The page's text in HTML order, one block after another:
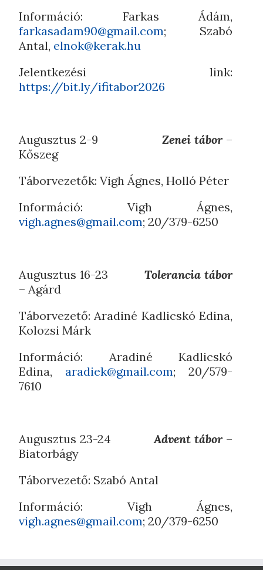
Információ: Farkas Ádám,
farkasadam90@gmail.com; Szabó
Antal, elnok@kerak.hu
Jelentkezési link:
https://bit.ly/ifitabor2026
Augusztus 2-9Zenei tábor–
Kőszeg
Táborvezetők: Vigh Ágnes, Holló Péter
Információ: Vigh Ágnes,
vigh.agnes@gmail.com; 20/379-6250
Augusztus 16-23Tolerancia tábor
– Agárd
Táborvezető: Aradiné Kadlicskó Edina,
Kolozsi Márk
Információ: Aradiné Kadlicskó
Edina, aradiek@gmail.com; 20/579-
7610
Augusztus 23-24Advent tábor–
Biatorbágy
Táborvezető: Szabó Antal
Információ: Vigh Ágnes,
vigh.agnes@gmail.com; 20/379-6250